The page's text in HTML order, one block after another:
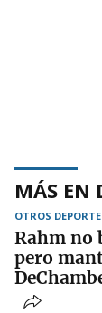
MÁS EN
OTROS
Rahm no
pero